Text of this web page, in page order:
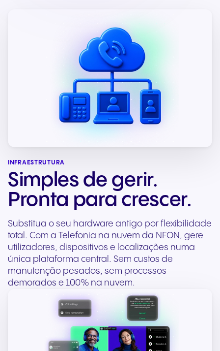
INFRAESTRUTURA
Simples de gerir.
Pronta para crescer.
Substitua o seu hardware antigo por flexibilidade
total. Com a Telefonia na nuvem da NFON, gere
utilizadores, dispositivos e localizações numa
única plataforma central. Sem custos de
manutenção pesados, sem processos
demorados e 100% na nuvem.